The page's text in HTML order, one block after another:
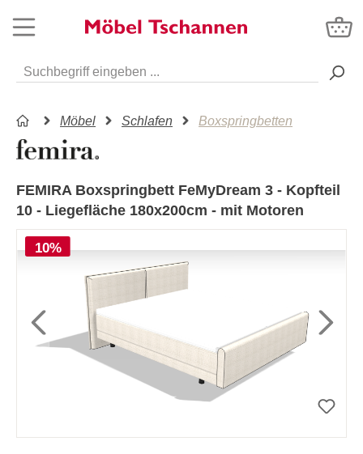
Möbel Schlafen Boxspringbetten
10%
FEMIRA Boxspringbett FeMyDream 3 - Kopfteil
10 - Liegefläche 180x200cm - mit Motoren